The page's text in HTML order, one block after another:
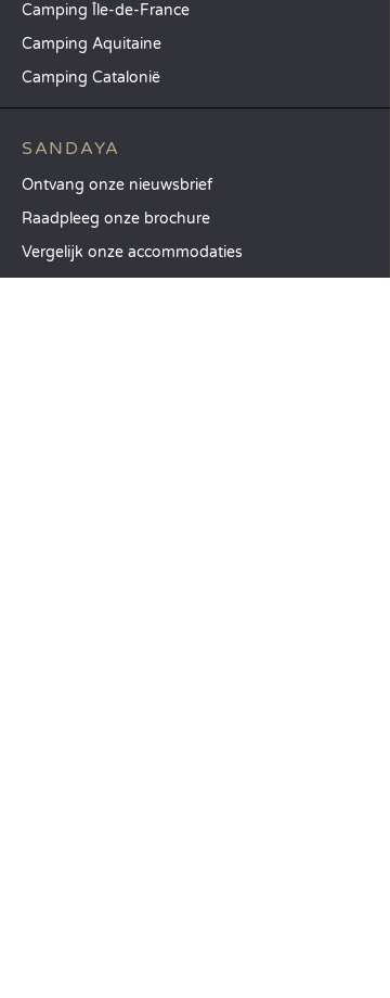
Camping Île-de-France
Camping Aquitaine
Camping Catalonië
SANDAYA
Ontvang onze nieuwsbrief
Raadpleeg onze brochure
Vergelijk onze accommodaties